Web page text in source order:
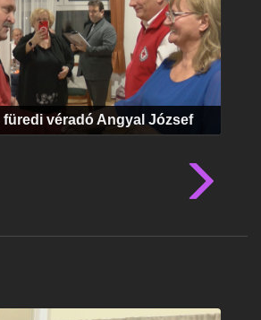
füredi véradó Angyal József